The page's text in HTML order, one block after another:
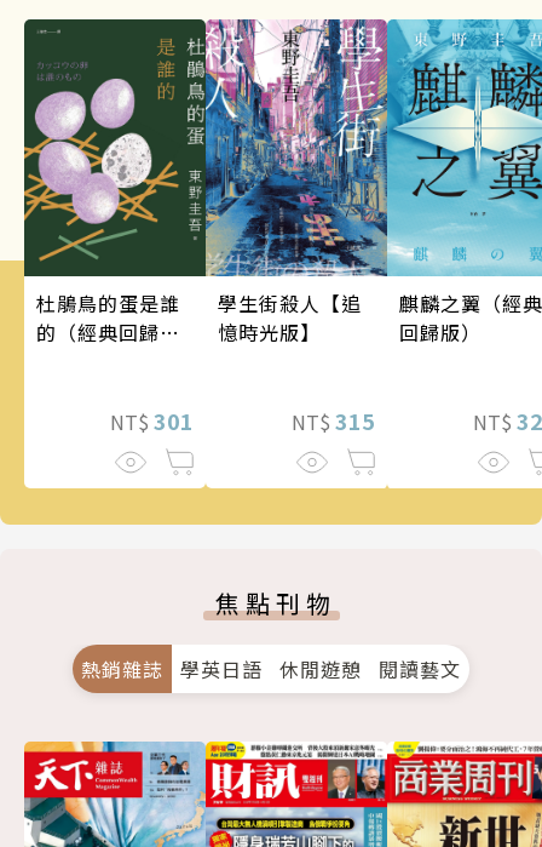
杜鵑鳥的蛋是誰
的（經典回歸
NT$ 301
學生街殺人【追
憶時光版】
NT$ 315
麒麟之翼（經典
回歸版）
NT$
焦點刊物
熱銷雜誌 學英日語 休閒遊憩 閱讀藝文